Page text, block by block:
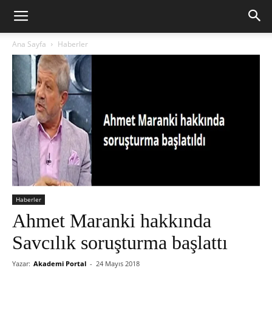
Ana Sayfa Haberler
Haberler
Ahmet Maranki hakkında
Savcılık soruşturma başlattı
Yazar: Akademi Portal - 24 Mayıs 2018